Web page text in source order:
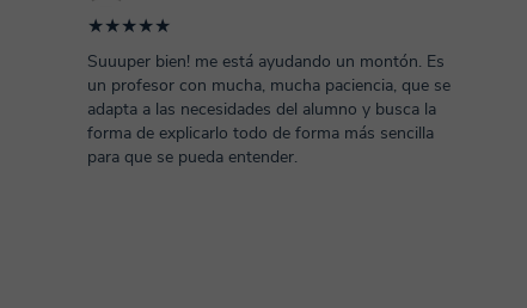
★★★★★
Suuuper bien! me está ayudando un montón. Es
un profesor con mucha, mucha paciencia, que se
adapta a las necesidades del alumno y busca la
forma de explicarlo todo de forma más sencilla
para que se pueda entender.